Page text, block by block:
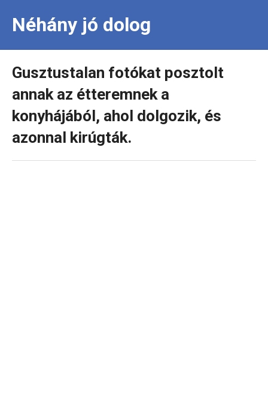
Néhány jó dolog
Gusztustalan fotókat posztolt
annak az étteremnek a
konyhájából, ahol dolgozik, és
azonnal kirúgták.